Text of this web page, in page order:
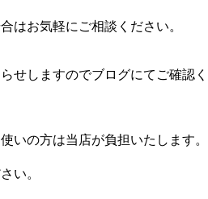
はお気軽にご相談ください。
せしますのでブログにてご確認く
いの方は当店が負担いたします。
い。